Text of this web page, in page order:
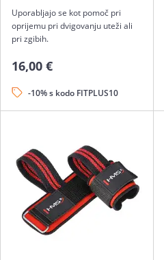
Uporabljajo se kot pomoč pri
oprijemu pri dvigovanju uteži ali
pri zgibih.
16,00 €
-10% s kodo FITPLUS10